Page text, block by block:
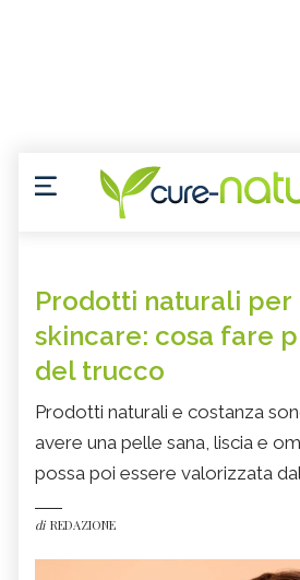
Prodotti naturali per
skincare: cosa fare
del trucco
Prodotti naturali e costanza
avere una pelle sana, liscia e
possa poi essere valorizzata
di REDAZIONE